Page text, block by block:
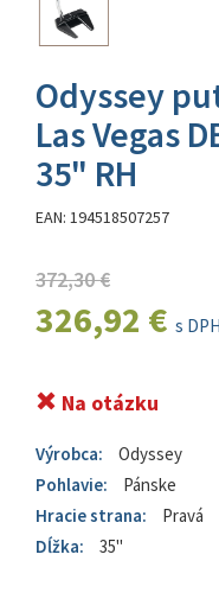
Odyssey
Las Vegas
35" RH
EAN: 194518507257
372,30 €
326,92 € s DPH
Na otázku
Výrobca:
Odyssey
Pohlavie:
Pánske
Hracie strana:
Pravá
Dĺžka:
35"